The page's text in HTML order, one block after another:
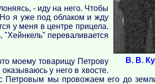
В. В.
- иду на него. Чтобы
Но я уже под облаком и жду
у меня в центре прицела.
переваливается
моему товарищу Петрову
у него в хвосте.
Петровым мы провожаем его до